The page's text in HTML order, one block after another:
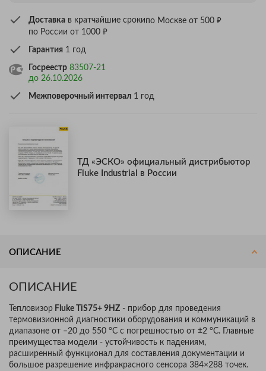
Доставка в кратчайшие срокипо Москве от 500 ₽
по России от 1000 ₽
Гарантия 1 год
Госреестр 83507-21
до 26.10.2026
Межповерочный интервал 1 год
ТД «ЭСКО» официальный дистрибьютор
Fluke Industrial в России
ОПИСАНИЕ
ОПИСАНИЕ
Тепловизор Fluke TiS75+ 9HZ - прибор для проведения
термовизионной диагностики оборудования и коммуникаций в
диапазоне от –20 до 550 °C с погрешностью от ±2 °C. Главные
преимущества модели - устойчивость к падениям,
расширенный функционал для составления документации и
большое разрешение инфракрасного сенсора 384×288 точек.